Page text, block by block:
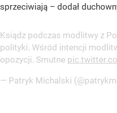
sprzeciwiają – dodał
Ksiądz podczas modlitwy z
polityki. Wśród intencji
opozycji. Smutne
— Patryk Michalski